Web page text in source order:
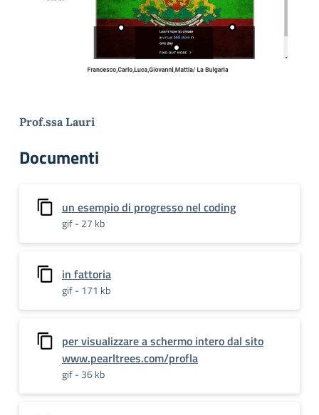
Prof.ssa Lauri
Documenti
un esempio di progresso nel coding
gif - 27 kb
in fattoria
gif - 171 kb
per visualizzare a schermo intero dal sito
www.pearltrees.com/profla
gif - 36 kb